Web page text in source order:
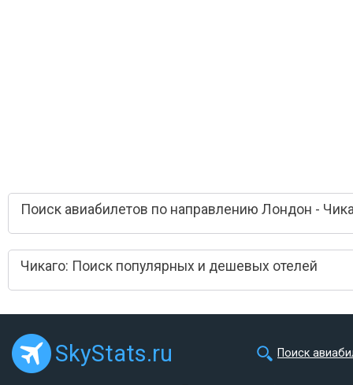
Поиск авиабилетов по направлению Лондон -
Чикаго: Поиск популярных и дешевых отелей
SkyStats.ru Поиск